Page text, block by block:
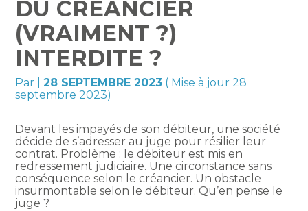
DU CRÉANCIER
(VRAIMENT ?)
INTERDITE ?
Par |28 SEPTEMBRE 2023 ( Mise à jour 28
septembre 2023)
Devant les impayés de son débiteur, une société
décide de s’adresser au juge pour résilier leur
contrat. Problème : le débiteur est mis en
redressement judiciaire. Une circonstance sans
conséquence selon le créancier. Un obstacle
insurmontable selon le débiteur. Qu’en pense le
juge ?